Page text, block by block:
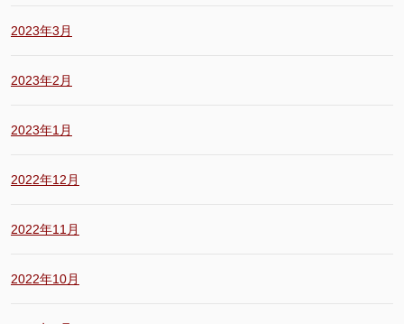
2023年3月
2023年2月
2023年1月
2022年12月
2022年11月
2022年10月